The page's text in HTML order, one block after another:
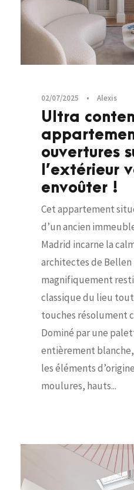
02/07/2025 • Alexis
Ultra
ouvertures
l’extérieur
envoûter !
Cet appartement
d’un ancien
Madrid incarne la
architectes de Bellen
magnifiquement
classique du lieu tout
touches résolument
Dominé par une
entièrement
les éléments
moulures, hauts...